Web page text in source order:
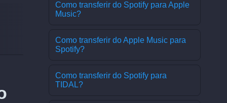
Como transferir do Spotify para Apple
Music?
Como transferir do Apple Music para
Spotify?
Como transferir do Spotify para
TIDAL?